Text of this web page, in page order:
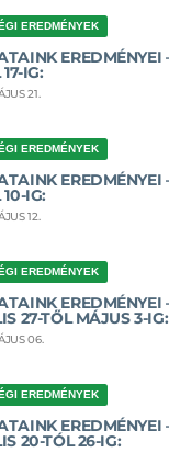
EREDMÉNYEK
EREDMÉNYEI
17-IG:
21.
EREDMÉNYEK
EREDMÉNYEI
IG:
12.
EREDMÉNYEK
EREDMÉNYEI
27-TŐL MÁJUS 3-IG:
06.
EREDMÉNYEK
EREDMÉNYEI
20-TÓL 26-IG: